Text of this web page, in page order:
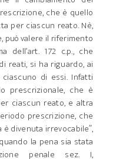
che è quello
per ciascun reato. Nè,
valere il riferimento
dell’art. 172 c.p., che
reati, si ha riguardo, ai
di essi. Infatti
prescrizionale, che è
ciascun reato, e altra
prescrizione, che
divenuta irrevocabile”,
la pena sia stata
penale sez. I,